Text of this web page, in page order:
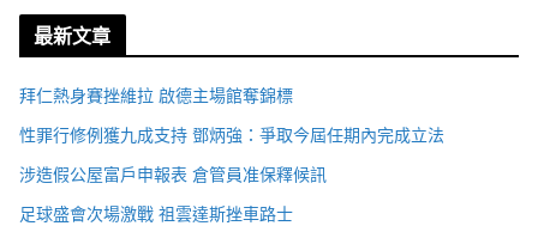
最新文章
拜仁熱身賽挫維拉 啟德主場館奪錦標
性罪行修例獲九成支持 鄧炳強：爭取今屆任期內完成立法
涉造假公屋富戶申報表 倉管員准保釋候訊
足球盛會次場激戰 祖雲達斯挫車路士